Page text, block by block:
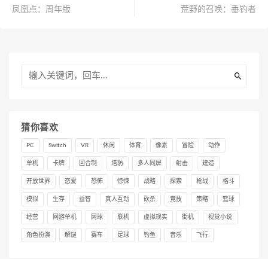
凤凰点：周年版
荒野的召唤：垂钓者
猜你喜欢
PC Switch VR 休闲 体育 像素 冒险 动作
单机 卡牌 回合制 塔防 多人同屏 射击 建造
开放世界 恋爱 恐怖 惊悚 战略 探索 枪战 格斗
模拟 生存 益智 真人互动 砍杀 竞技 策略 篮球
经营 网游单机 网球 联机 虚拟现实 街机 视觉小说
角色扮演 解谜 赛车 足球 钓鱼 音乐 飞行